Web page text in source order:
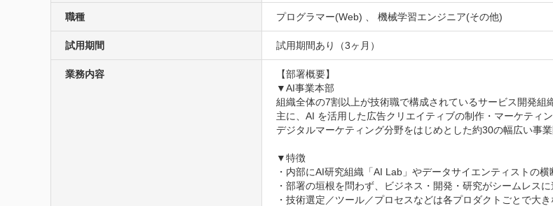
職種 プログラマー(Web) 、 機械学習エンジニア(その他)
試用期間 試⽤期間あり（3ヶ⽉）
業務内容
【部署概要】
▼AI事業本部
組織全体の7割以上が技術職で構成されているサービス開発組
主に、AI を活用した広告クリエイティブの制作・マーケティ
デジタルマーケティング分野をはじめとした約30の幅広い事業
▼特徴
・内部にAI研究組織「AI Lab」やデータサイエンティストの
・部署の垣根を問わず、ビジネス・開発・研究がシームレス
・技術選定／ツール／プロセスなどは各プロダクトごとで大